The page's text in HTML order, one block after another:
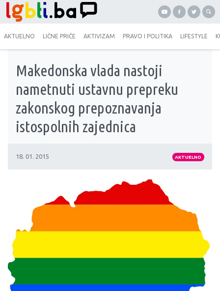
AKTUELNO LIČNE PRIČE AKTIVIZAM PRAVO I POLITIKA LIFESTYLE
Makedonska vlada nastoji
nametnuti ustavnu prepreku
zakonskog prepoznavanja
istospolnih zajednica
18. 01. 2015 AKTUELNO